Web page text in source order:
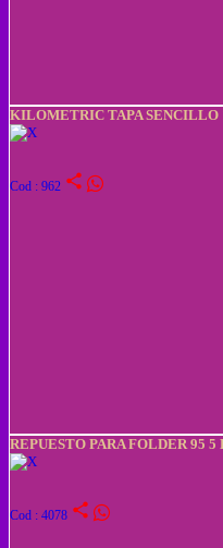
KILOMETRIC TAPA SENCILLO
Cod : 962 share
REPUESTO PARA FOLDER 95 5
Cod : 4078 share